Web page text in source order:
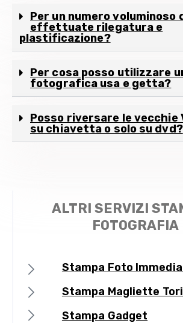
Per un numero
effettuate rilegatura e
plastificazione?
Per cosa posso utilizzare
fotografica usa e getta?
Posso riversare le vecchie
su chiavetta o solo su dvd?
ALTRI SERVIZI
FOTOGRAFIA
Stampa Foto
Stampa Magliette
Stampa Gadget